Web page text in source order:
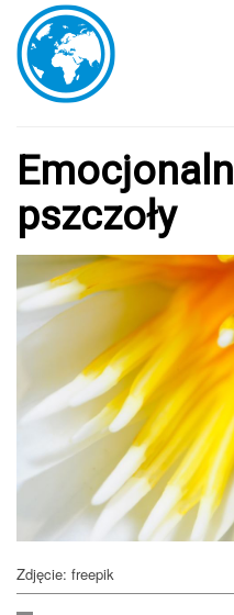
pszczoły
Zdjęcie: freepik